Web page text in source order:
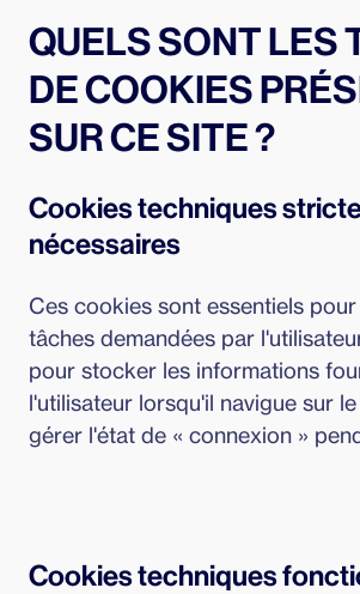
QUELS SONT LES
DE COOKIES
SUR CE SITE ?
Cookies techniques
nécessaires
Ces cookies sont essentiels
tâches demandées par
pour stocker les informations
l'utilisateur lorsqu'il navigue sur
gérer l'état de « connexion »
Cookies techniques